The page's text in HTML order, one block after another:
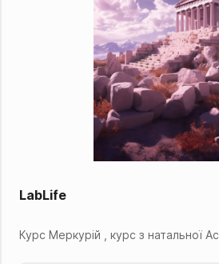
LabLife
Курс Меркурій , курс з натальної